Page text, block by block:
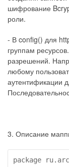
шифрование
роли.
- В config() для
группам
разрешений.
любому
аутентификации
3. Описание
package